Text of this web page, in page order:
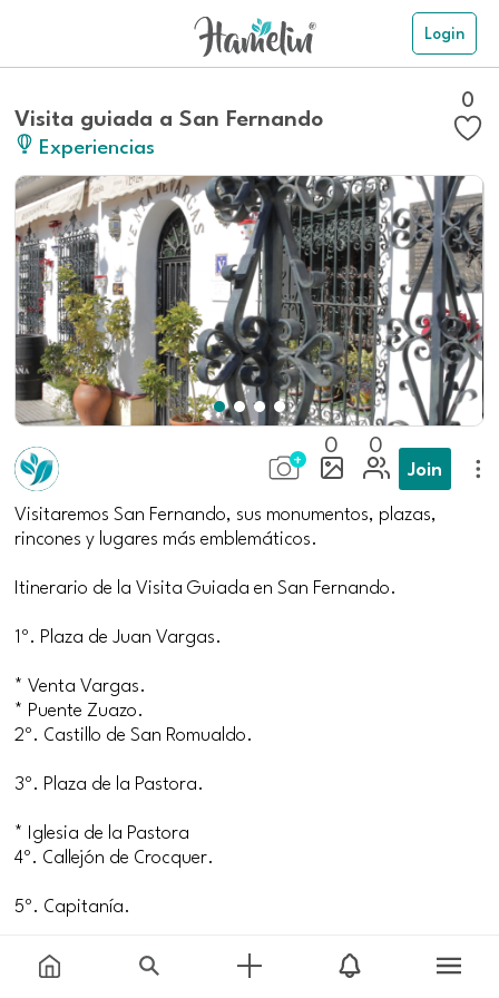
Login
Visita guiada a San Fernando
Experiencias
0
0 0
Join
Visitaremos San Fernando, sus monumentos, plazas,
rincones y lugares más emblemáticos.
Itinerario de la Visita Guiada en San Fernando.
1º. Plaza de Juan Vargas.
* Venta Vargas.
* Puente Zuazo.
2º. Castillo de San Romualdo.
3º. Plaza de la Pastora.
* Iglesia de la Pastora
4º. Callejón de Crocquer.
5º. Capitanía.
6º. Plaza de la Iglesia.